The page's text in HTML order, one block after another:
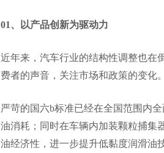
01、以产品创新为驱动力
近年来，汽车行业的结构性调整也在
费者的声音，关注市场和政策的变化。
严苛的国六b标准已经在全国范围内
油消耗；同时在车辆内加装颗粒捕集
油经济性，进一步提升低黏度润滑油